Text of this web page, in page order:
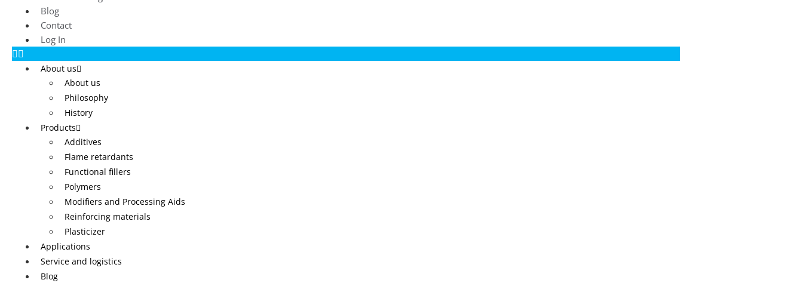
Blog
Contact
Log In
About us
About us
Philosophy
History
Products
Additives
Flame retardants
Functional fillers
Polymers
Modifiers and Processing Aids
Reinforcing materials
Plasticizer
Applications
Service and logistics
Blog